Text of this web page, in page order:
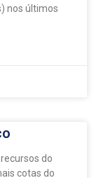
nos últimos
do
cotas do